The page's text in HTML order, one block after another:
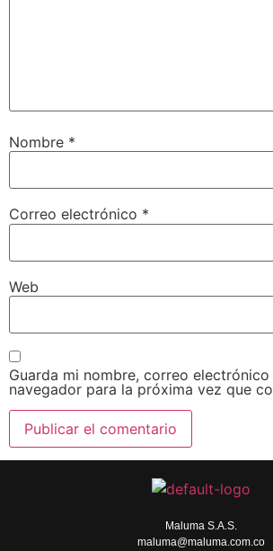
Nombre *
Correo electrónico *
Web
Guarda mi nombre, correo
navegador para la próxima vez que
Maluma S.A.S.
maluma@maluma.com.co